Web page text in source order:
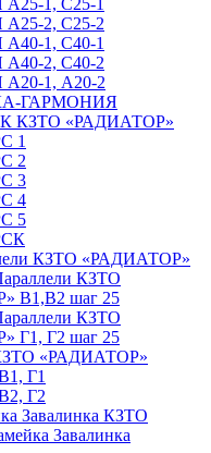
1, С25-1
2, С25-2
1, С40-1
2, С40-2
1, А20-2
ГАРМОНИЯ
КЗТО «РАДИАТОР»
1
2
3
4
5
КЗТО «РАДИАТОР»
КЗТО
В1,В2 шаг 25
КЗТО
Г1, Г2 шаг 25
«РАДИАТОР»
Г1
Г2
Завалинка КЗТО
Завалинка